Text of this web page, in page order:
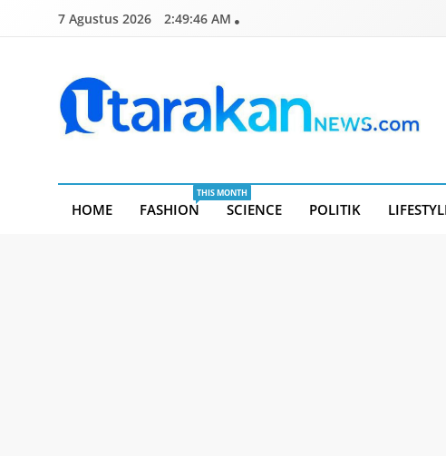
7 Agustus 2026 2:49:47 AM
HOME FASHION
THIS MONTH
SCIENCE POLITIK